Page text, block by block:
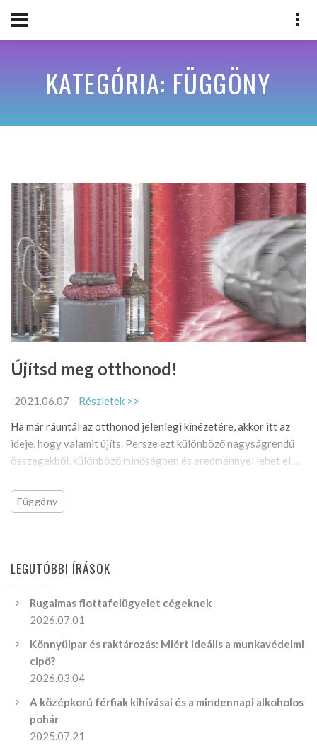
KATEGÓRIA: FÜGGÖNY
Újítsd meg otthonod!
2021.06.07
Részletek >>
Ha már ráuntál az otthonod jelenlegi kinézetére, akkor itt az
ideje, hogy valamit újíts. Persze ezt különböző nagyságrendű
összegekből, különböző minőségben és eredménnyel lehet el ...
Függöny
LEGUTÓBBI ÍRÁSOK
Rugalmas flottafelügyelet cégeknek
2026.07.01
Könnyűipar és raktározás: Miért ideális a munkavédelmi
cipő?
2026.03.04
A középkorú férfiak kihívásai és a mindennapi alkoholos
pohár
2025.07.21